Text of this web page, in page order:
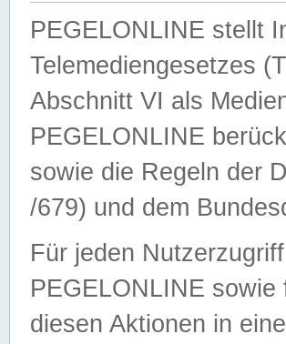
PEGELONLINE stellt
Telemediengesetzes
Abschnitt VI als
PEGELONLINE
sowie die Regeln der
/679) und dem
Für jeden
PEGELONLINE
diesen Aktionen in